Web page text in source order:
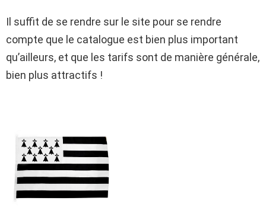
Il suffit de se rendre sur le site pour se rendre
compte que le catalogue est bien plus important
qu’ailleurs, et que les tarifs sont de manière générale,
bien plus attractifs !